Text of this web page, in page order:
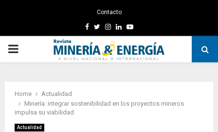
Contacto
Facebook
TwitterInstagram
LinkedinYoutube
PRIMARY
Home
Actualidad
Minería: integrar sostenibilidad en los proyectos mineros
impulsa su viabilidad
Actualidad